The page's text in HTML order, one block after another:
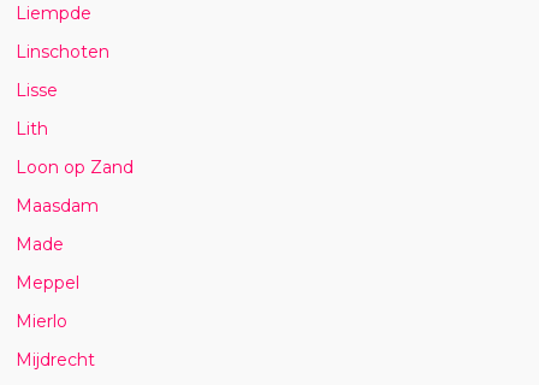
Liempde
Linschoten
Lisse
Lith
Loon op Zand
Maasdam
Made
Meppel
Mierlo
Mijdrecht